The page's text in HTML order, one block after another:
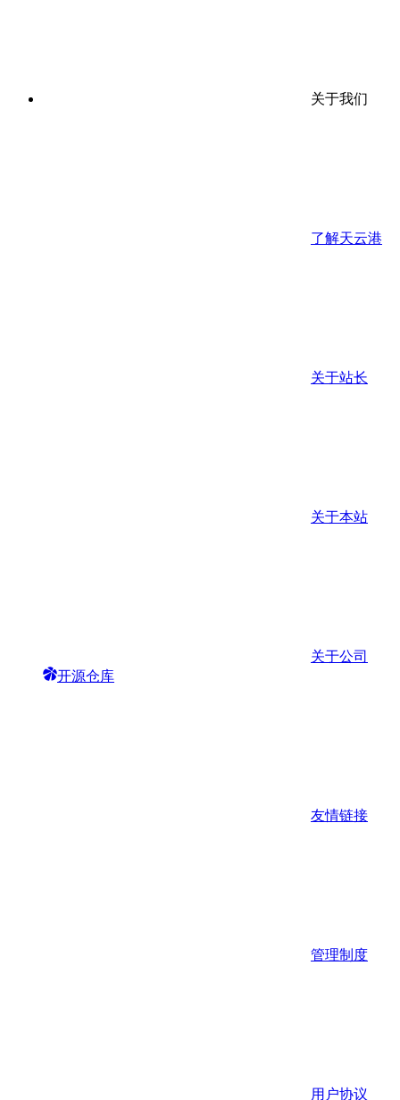
关于我们
了解天云港
关于站长
关于本站
关于公司
开源仓库
友情链接
管理制度
用户协议